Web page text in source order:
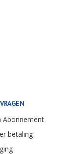
Abonnement
betaling